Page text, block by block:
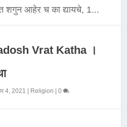
आहेर च का द्यायचे, 1...
Vrat Katha ।
4, 2021 Religion |0